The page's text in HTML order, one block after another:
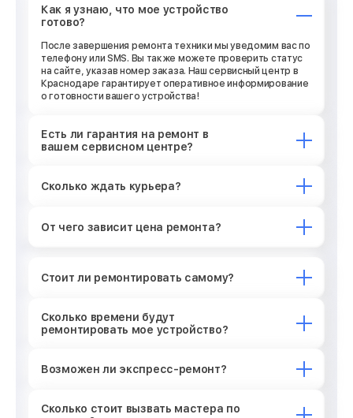
Как я узнаю, что мое устройство
готово?
После завершения ремонта техники мы уведомим вас по
телефону или SMS. Вы также можете проверить статус
на сайте, указав номер заказа. Наш сервисный центр в
Краснодаре гарантирует оперативное информирование
о готовности вашего устройства!
Есть ли гарантия на ремонт в
вашем сервисном центре?
Сколько ждать курьера?
От чего зависит цена ремонта?
Стоит ли ремонтировать самому?
Сколько времени будут
ремонтировать мое устройство?
Возможен ли экспресс-ремонт?
Сколько стоит вызвать мастера по